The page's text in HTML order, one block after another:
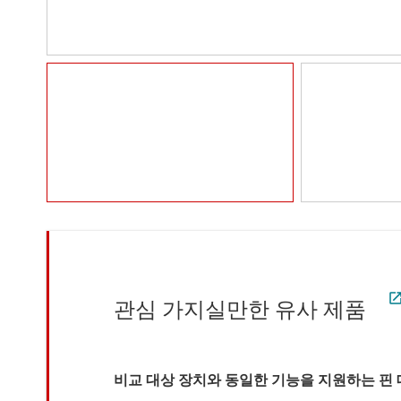
관심 가지실만한 유사 제품
비교 대상 장치와 동일한 기능을 지원하는 핀